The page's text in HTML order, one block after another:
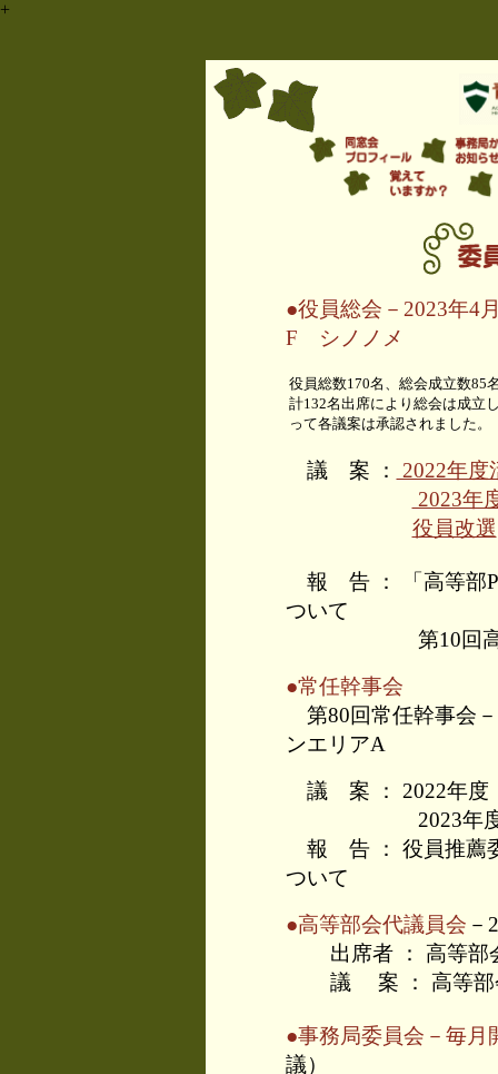
+
●役員総会－2023年4
F シノノメ
役員総数170名、総会成立数85
計132名出席により総会は成立
って各議案は承認されました。
議 案 ：
2022年度
2023年
役員改選
報 告 ： 「高等部
ついて
第10回高等部
●常任幹事会
第80回常任幹事会
ンエリアA
議 案 ： 2022年度
2023年度
報 告 ： 役員推薦
ついて
●高等部会代議員会 －
出席者 ： 高等部
議 案 ： 高等部
●事務局委員会－毎月
議）